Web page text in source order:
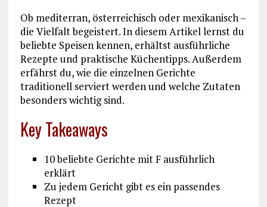
Ob mediterran, österreichisch oder mexikanisch –
die Vielfalt begeistert. In diesem Artikel lernst du
beliebte Speisen kennen, erhältst ausführliche
Rezepte und praktische Küchentipps. Außerdem
erfährst du, wie die einzelnen Gerichte
traditionell serviert werden und welche Zutaten
besonders wichtig sind.
Key Takeaways
10 beliebte Gerichte mit F ausführlich
erklärt
Zu jedem Gericht gibt es ein passendes
Rezept